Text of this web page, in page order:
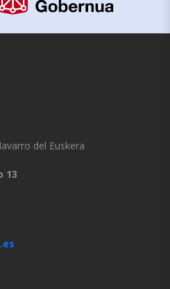
del Euskera
13